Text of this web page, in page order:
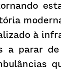
à
a parar